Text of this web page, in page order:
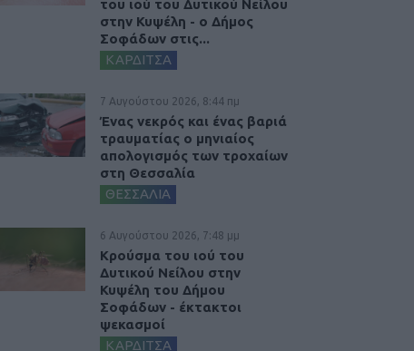
του ιού του Δυτικού Νείλου
στην Κυψέλη - ο Δήμος
Σοφάδων στις...
ΚΑΡΔΙΤΣΑ
7 Αυγούστου 2026, 8:44 πμ
Ένας νεκρός και ένας βαριά
τραυματίας ο μηνιαίος
απολογισμός των τροχαίων
στη Θεσσαλία
ΘΕΣΣΑΛΙΑ
6 Αυγούστου 2026, 7:48 μμ
Κρούσμα του ιού του
Δυτικού Νείλου στην
Κυψέλη του Δήμου
Σοφάδων - έκτακτοι
ψεκασμοί
ΚΑΡΔΙΤΣΑ